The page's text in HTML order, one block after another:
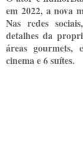
em 2022, a nova
Nas redes
detalhes da
áreas gourmets,
cinema e 6 suítes.